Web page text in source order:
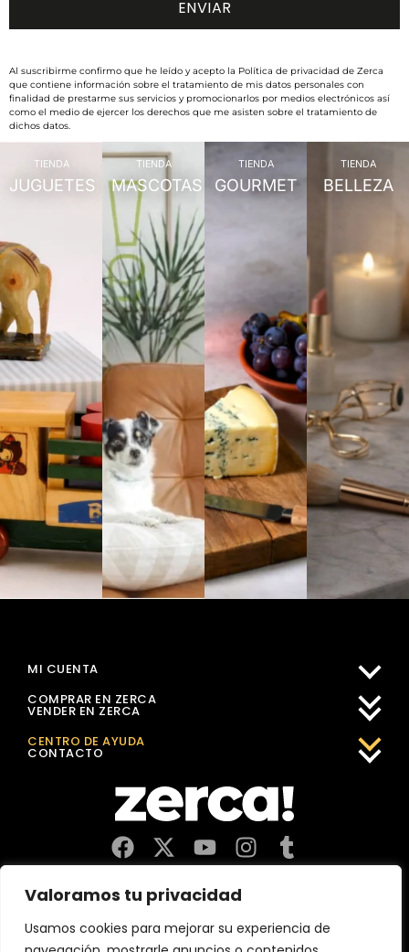
Valoramos tu privacidad
Usamos cookies para mejorar su experiencia de
Al suscribirme confirmo que he leído y acepto la Política de privacidad de Zerca
que contiene información sobre el tratamiento de mis datos personales con
finalidad de prestarme sus servicios y promocionarlos por medios electrónicos así
como el medio de ejercer los derechos que me asisten sobre el tratamiento de
dichos datos.
TIENDA
JUGUETES
TIENDA
MASCOTAS
TIENDA
GOURMET
TIENDA
BELLEZA
Comercios, productores y distribuidores locales. Pagan
impuestos aquí, y dinamizan economía y empleo en tu
MI CUENTA
COMPRAR EN ZERCA
VENDER EN ZERCA
CENTRO DE AYUDA
CONTACTO